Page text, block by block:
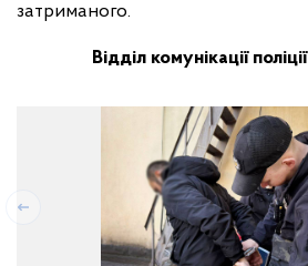
затриманого.
Відділ комунікації